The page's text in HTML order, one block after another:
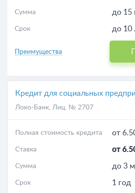
Сумма до 15
Срок до 10
Преимущества
Кредит для социальных
Локо-Банк, Лиц. № 2707
Полная стоимость кредита от
Ставка от
Сумма до 3
Срок 1 год